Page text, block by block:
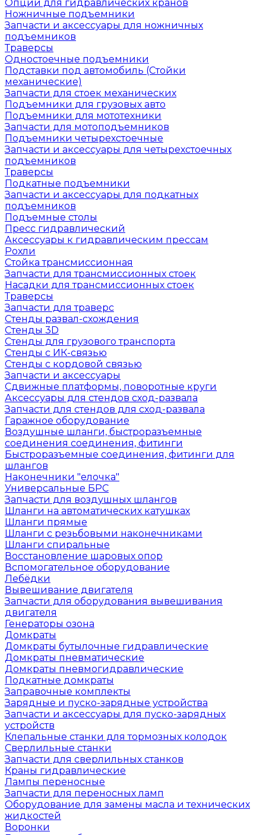
Опции для гидравлических кранов
Ножничные подъемники
Запчасти и аксессуары для ножничных
подъемников
Траверсы
Одностоечные подъемники
Подставки под автомобиль (Стойки
механические)
Запчасти для стоек механических
Подъемники для грузовых авто
Подъемники для мототехники
Запчасти для мотоподъемников
Подъемники четырехстоечные
Запчасти и аксессуары для четырехстоечных
подъемников
Траверсы
Подкатные подъемники
Запчасти и аксессуары для подкатных
подъемников
Подъемные столы
Пресс гидравлический
Аксессуары к гидравлическим прессам
Рохли
Стойка трансмиссионная
Запчасти для трансмиссионных стоек
Насадки для трансмиссионных стоек
Траверсы
Запчасти для траверс
Стенды развал-схождения
Стенды 3D
Стенды для грузового транспорта
Стенды с ИК-связью
Стенды с кордовой связью
Запчасти и аксессуары
Сдвижные платформы, поворотные круги
Аксессуары для стендов сход-развала
Запчасти для стендов для сход-развала
Гаражное оборудование
Воздушные шланги, быстроразъемные
соединения соединения, фитинги
Быстроразъемные соединения, фитинги для
шлангов
Наконечники "елочка"
Универсальные БРС
Запчасти для воздушных шлангов
Шланги на автоматических катушках
Шланги прямые
Шланги с резьбовыми наконечниками
Шланги спиральные
Восстановление шаровых опор
Вспомогательное оборудование
Лебёдки
Вывешивание двигателя
Запчасти для оборудования вывешивания
двигателя
Генераторы озона
Домкраты
Домкраты бутылочные гидравлические
Домкраты пневматические
Домкраты пневмогидравлические
Подкатные домкраты
Заправочные комплекты
Зарядные и пуско-зарядные устройства
Запчасти и аксессуары для пуско-зарядных
устройств
Клепальные станки для тормозных колодок
Сверлильные станки
Запчасти для сверлильных станков
Краны гидравлические
Лампы переносные
Запчасти для переносных ламп
Оборудование для замены масла и технических
жидкостей
Воронки